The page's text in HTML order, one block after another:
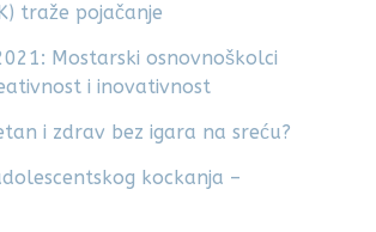
traže pojačanje
Mostarski osnovnoškolci
i inovativnost
i zdrav bez igara na sreću?
kockanja –